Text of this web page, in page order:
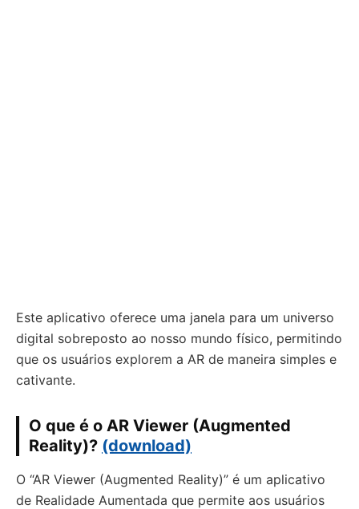
Este aplicativo oferece uma janela para um universo
digital sobreposto ao nosso mundo físico, permitindo
que os usuários explorem a AR de maneira simples e
cativante.
O que é o AR Viewer (Augmented
Reality)? (download)
O “AR Viewer (Augmented Reality)” é um aplicativo
de Realidade Aumentada que permite aos usuários